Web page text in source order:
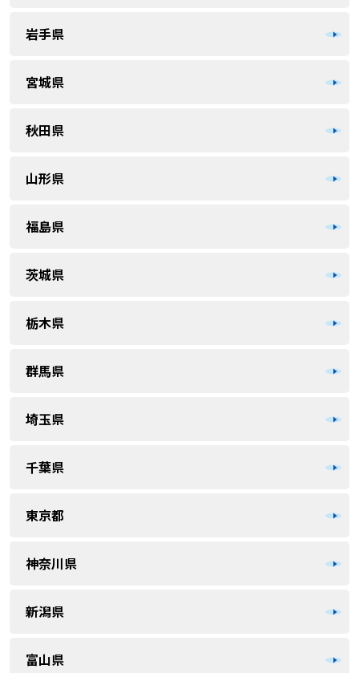
岩手県
宮城県
秋田県
山形県
福島県
茨城県
栃木県
群馬県
埼玉県
千葉県
東京都
神奈川県
新潟県
富山県